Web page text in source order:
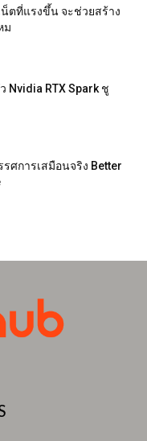
น็ตที่แรงขึ้น จะช่วยสร้าง
ม
Nvidia RTX Spark ชู
ศการเสมือนจริง Better